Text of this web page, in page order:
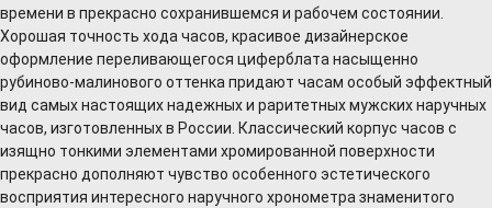
времени в прекрасно сохранившемся и рабочем состоянии.
Хорошая точность хода часов, красивое дизайнерское
оформление переливающегося циферблата насыщенно
рубиново-малинового оттенка придают часам особый эффектный
вид самых настоящих надежных и раритетных мужских наручных
часов, изготовленных в России. Классический корпус часов с
изящно тонкими элементами хромированной поверхности
прекрасно дополняют чувство особенного эстетического
восприятия интересного наручного хронометра знаменитого